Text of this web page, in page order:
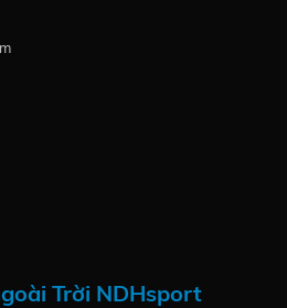
Trời NDHsport